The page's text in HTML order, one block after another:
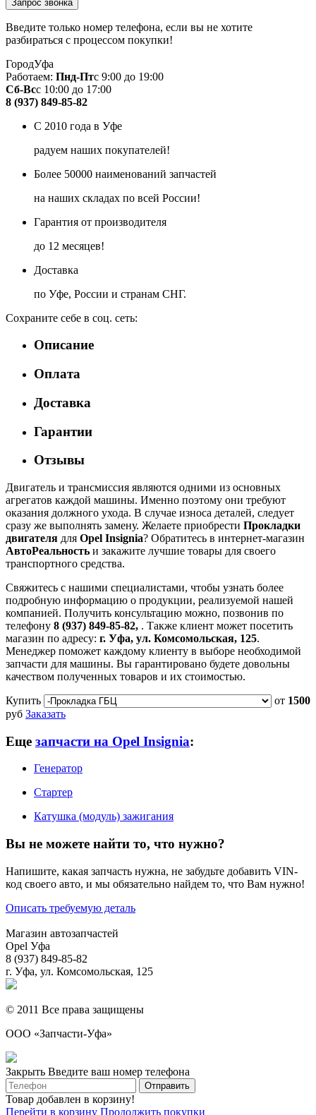
Введите только номер телефона, если вы не хотите
разбираться с процессом покупки!
ГородУфа
Работаем: Пнд-Птс 9:00 до 19:00
Сб-Всс 10:00 до 17:00
8 (937) 849-85-82
С 2010 года в Уфе
радуем наших покупателей!
Более 50000 наименований запчастей
на наших складах по всей России!
Гарантия от производителя
до 12 месяцев!
Доставка
по Уфе, России и странам СНГ.
Сохраните себе в соц. сеть:
Описание
Оплата
Доставка
Гарантии
Отзывы
Двигатель и трансмиссия являются одними из основных
агрегатов каждой машины. Именно поэтому они требуют
оказания должного ухода. В случае износа деталей, следует
сразу же выполнять замену. Желаете приобрести Прокладки
двигателя для Opel Insignia? Обратитесь в интернет-магазин
АвтоРеальность и закажите лучшие товары для своего
транспортного средства.
Свяжитесь с нашими специалистами, чтобы узнать более
подробную информацию о продукции, реализуемой нашей
компанией. Получить консультацию можно, позвонив по
телефону 8 (937) 849-85-82, . Также клиент может посетить
магазин по адресу: г. Уфа, ул. Комсомольская, 125.
Менеджер поможет каждому клиенту в выборе необходимой
запчасти для машины. Вы гарантировано будете довольны
качеством полученных товаров и их стоимостью.
Купить
от 1500
руб Заказать
Еще запчасти на Opel Insignia:
Генератор
Стартер
Катушка (модуль) зажигания
Вы не можете найти то, что нужно?
Напишите, какая запчасть нужна, не забудьте добавить VIN-
код своего авто, и мы обязательно найдем то, что Вам нужно!
Описать требуемую деталь
Магазин автозапчастей
Opel Уфа
8 (937) 849-85-82
г. Уфа, ул. Комсомольская, 125
© 2011 Все права защищены
ООО «Запчасти-Уфа»
Закрыть Введите ваш номер телефона
Товар добавлен в корзину!
Перейти в корзину Продолжить покупки